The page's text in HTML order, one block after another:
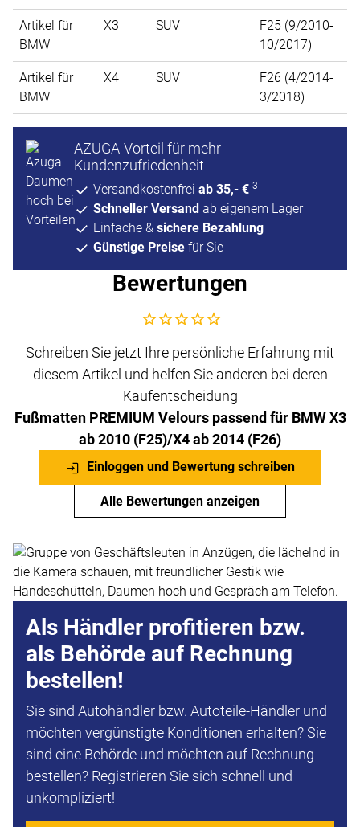
Artikel für
BMW
X3 SUV
F25 (9/2010-
10/2017)
Artikel für
BMW
X4 SUV
F26 (4/2014-
3/2018)
AZUGA-Vorteil für mehr
Kundenzufriedenheit
Versandkostenfrei ab 35,- € 3
Schneller Versand ab eigenem Lager
Einfache & sichere Bezahlung
Günstige Preise für Sie
Bewertungen
Noch keine Bewertungen abgegeben
Schreiben Sie jetzt Ihre persönliche Erfahrung mit
diesem Artikel und helfen Sie anderen bei deren
Kaufentscheidung
Fußmatten PREMIUM Velours passend für BMW X3
ab 2010 (F25)/X4 ab 2014 (F26)
Einloggen und Bewertung schreiben
Alle Bewertungen anzeigen
Als Händler profitieren bzw.
als Behörde auf Rechnung
bestellen!
Sie sind Autohändler bzw. Autoteile-Händler und
möchten vergünstigte Konditionen erhalten? Sie
sind eine Behörde und möchten auf Rechnung
bestellen? Registrieren Sie sich schnell und
unkompliziert!